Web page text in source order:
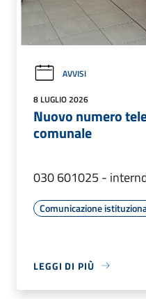
AVVISI
8 LUGLIO 2026
Nuovo numero
comunale
030 601025 -
Comunicazione
LEGGI DI PIÙ